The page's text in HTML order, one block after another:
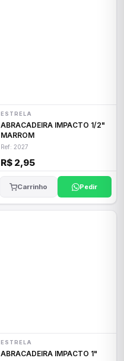
ESTRELA
ABRACADEIRA IMPACTO 1/2"
MARROM
Ref: 2027
R$ 2,95
Carrinho Pedir
ESTRELA
ABRACADEIRA IMPACTO 1"